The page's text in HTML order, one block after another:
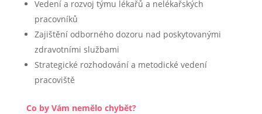
Vedení a rozvoj týmu lékařů a nelékařských
pracovníků
Zajištění odborného dozoru nad poskytovanými
zdravotními službami
Strategické rozhodování a metodické vedení
pracoviště
Co by Vám nemělo chybět?